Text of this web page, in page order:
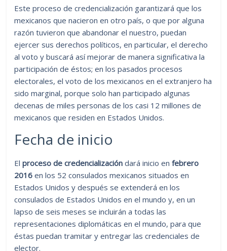
Este proceso de credencialización garantizará que los
mexicanos que nacieron en otro país, o que por alguna
razón tuvieron que abandonar el nuestro, puedan
ejercer sus derechos políticos, en particular, el derecho
al voto y buscará así mejorar de manera significativa la
participación de éstos; en los pasados procesos
electorales, el voto de los mexicanos en el extranjero ha
sido marginal, porque solo han participado algunas
decenas de miles personas de los casi 12 millones de
mexicanos que residen en Estados Unidos.
Fecha de inicio
Elproceso de credencialización dará inicio enfebrero
2016 en los 52 consulados mexicanos situados en
Estados Unidos y después se extenderá en los
consulados de Estados Unidos en el mundo y, en un
lapso de seis meses se incluirán a todas las
representaciones diplomáticas en el mundo, para que
éstas puedan tramitar y entregar las credenciales de
elector.